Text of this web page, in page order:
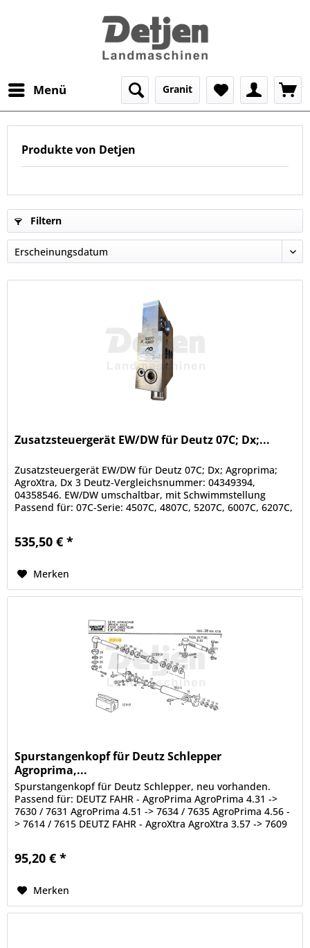
Menü Granit
Produkte von Detjen
Filtern
Zusatzsteuergerät EW/DW für Deutz 07C; Dx;...
Zusatzsteuergerät EW/DW für Deutz 07C; Dx; Agroprima;
AgroXtra, Dx 3 Deutz-Vergleichsnummer: 04349394,
04358546. EW/DW umschaltbar, mit Schwimmstellung
Passend für: 07C-Serie: 4507C, 4807C, 5207C, 6007C, 6207C,
535,50 € *
Merken
Spurstangenkopf für Deutz Schlepper
Agroprima,...
Spurstangenkopf für Deutz Schlepper, neu vorhanden.
Passend für: DEUTZ FAHR - AgroPrima AgroPrima 4.31 ->
7630 / 7631 AgroPrima 4.51 -> 7634 / 7635 AgroPrima 4.56 -
> 7614 / 7615 DEUTZ FAHR - AgroXtra AgroXtra 3.57 -> 7609
95,20 € *
Merken